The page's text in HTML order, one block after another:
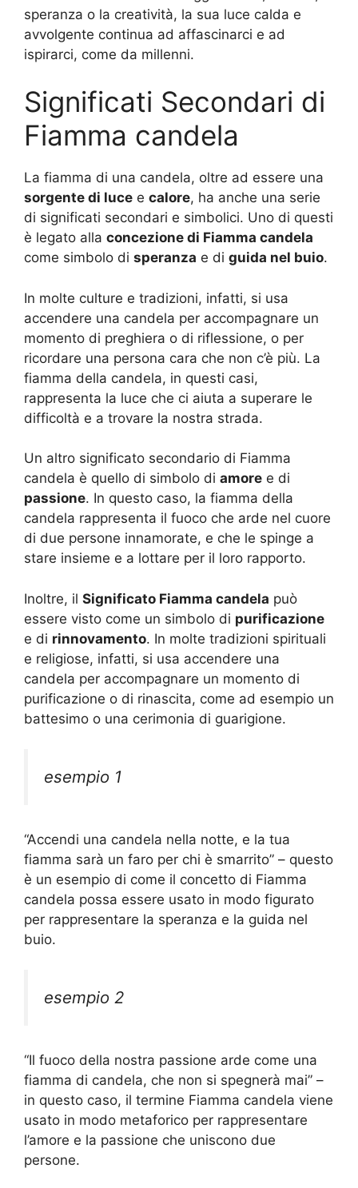
speranza o la creatività, la sua luce calda e
avvolgente continua ad affascinarci e ad
ispirarci, come da millenni.
Significati Secondari di
Fiamma candela
La fiamma di una candela, oltre ad essere una
sorgente di luce e calore, ha anche una serie
di significati secondari e simbolici. Uno di questi
è legato alla concezione di Fiamma candela
come simbolo di speranza e di guida nel buio.
In molte culture e tradizioni, infatti, si usa
accendere una candela per accompagnare un
momento di preghiera o di riflessione, o per
ricordare una persona cara che non c’è più. La
fiamma della candela, in questi casi,
rappresenta la luce che ci aiuta a superare le
difficoltà e a trovare la nostra strada.
Un altro significato secondario di Fiamma
candela è quello di simbolo di amore e di
passione. In questo caso, la fiamma della
candela rappresenta il fuoco che arde nel cuore
di due persone innamorate, e che le spinge a
stare insieme e a lottare per il loro rapporto.
Inoltre, il Significato Fiamma candela può
essere visto come un simbolo di purificazione
e di rinnovamento. In molte tradizioni spirituali
e religiose, infatti, si usa accendere una
candela per accompagnare un momento di
purificazione o di rinascita, come ad esempio un
battesimo o una cerimonia di guarigione.
esempio 1
“Accendi una candela nella notte, e la tua
fiamma sarà un faro per chi è smarrito” – questo
è un esempio di come il concetto di Fiamma
candela possa essere usato in modo figurato
per rappresentare la speranza e la guida nel
buio.
esempio 2
“Il fuoco della nostra passione arde come una
fiamma di candela, che non si spegnerà mai” –
in questo caso, il termine Fiamma candela viene
usato in modo metaforico per rappresentare
l’amore e la passione che uniscono due
persone.